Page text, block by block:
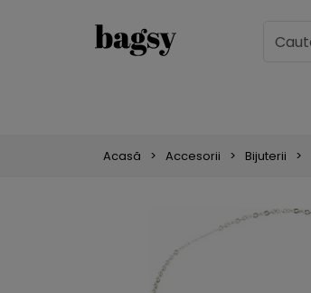
Acasă Accesorii Bijuterii